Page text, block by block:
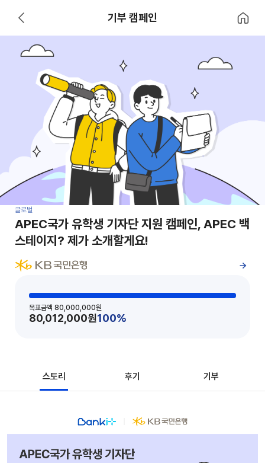
뒤로 가기 기부 캠페인 홈으로 이
글로벌
APEC국가 유학생 기자단 지원 캠페인, APEC 백
스테이지? 제가 소개할게요!
목표금액 80,000,000원
80,012,000원100%
스토리 후기 기부